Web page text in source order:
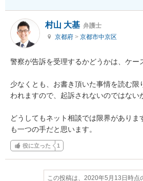
村山 大基 弁護士
京都府 > 京都市中京区
警察が告訴を受理するかどうかは、ケー
少なくとも、お書き頂いた事情を読む
われますので、起訴されないのではない
どうしてもネット相談では限界があり
も一つの手だと思います。
役に立った 1
この投稿は、2020年5月13日時点